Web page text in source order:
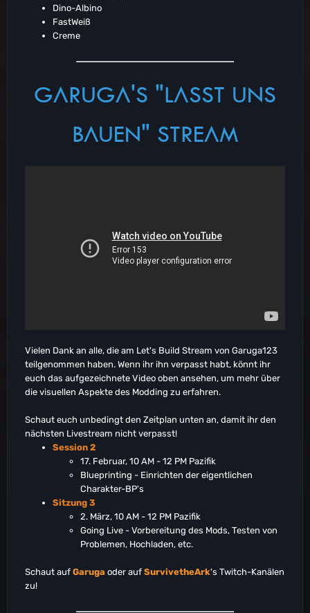
Dino-Albino
FastWeiß
Creme
GARUGA'S "LASST UNS
BAUEN" STREAM
Vielen Dank an alle, die am Let's Build Stream von Garuga123
teilgenommen haben. Wenn ihr ihn verpasst habt, könnt ihr
euch das aufgezeichnete Video oben ansehen, um mehr über
die visuellen Aspekte des Modding zu erfahren.
Schaut euch unbedingt den Zeitplan unten an, damit ihr den
nächsten Livestream nicht verpasst!
Session 2
17. Februar, 10 AM - 12 PM Pazifik
Blueprinting - Einrichten der eigentlichen
Charakter-BP's
Sitzung 3
2. März, 10 AM - 12 PM Pazifik
Going Live - Vorbereitung des Mods, Testen von
Problemen, Hochladen, etc.
Schaut auf Garuga oder auf SurvivetheArk's Twitch-Kanälen
zu!